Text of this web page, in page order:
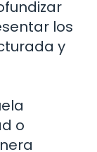
los
y
o